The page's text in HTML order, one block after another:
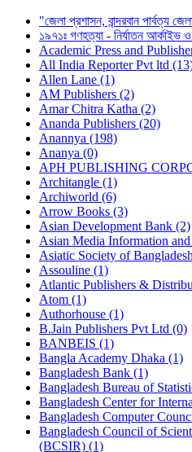
"জেলা প্রশাসন, বান্দরবান পার্বত্য
১৯৭১ঃ গণহত্যা - নির্যাতন আর্কাইভ
Academic Press and
All India Reporter Pvt ltd
Allen Lane (1)
AM Publishers (2)
Amar Chitra Katha (2)
Ananda Publishers (20)
Anannya (198)
Ananya (0)
APH PUBLISHING
Architangle (1)
Archiworld (6)
Arrow Books (3)
Asian Development Bank (2)
Asian Media Information
Asiatic Society of
Assouline (1)
Atlantic Publishers &
Atom (1)
Authorhouse (1)
B.Jain Publishers Pvt Ltd (0)
BANBEIS (1)
Bangla Academy Dhaka (1)
Bangladesh Bank (1)
Bangladesh Bureau of
Bangladesh Center for
Bangladesh Computer
Bangladesh Council of
(BCSIR) (1)